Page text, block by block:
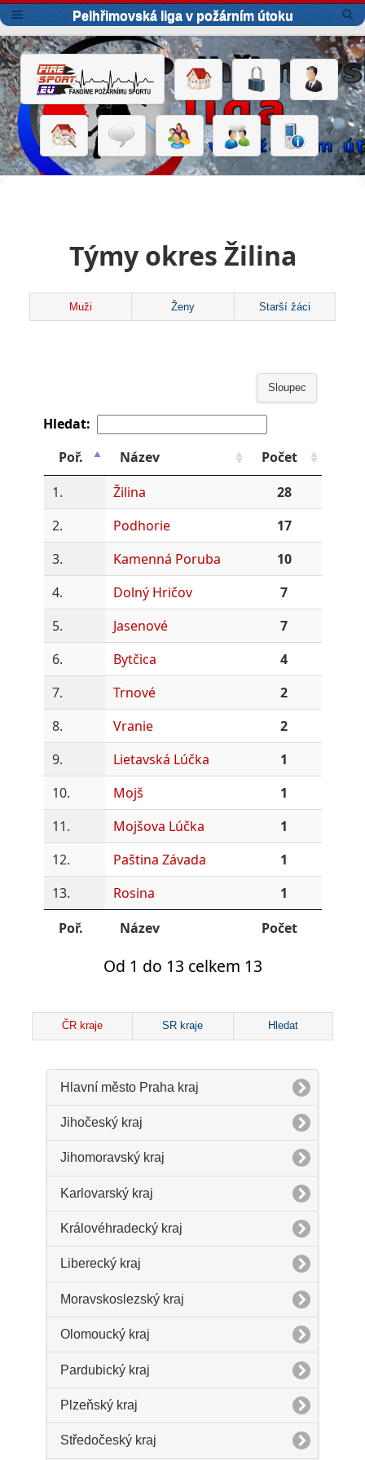
Pelhřimovská liga v požárním útoku
Týmy okres Žilina
Muži Ženy Starší žáci
Sloupec
Hledat:
Poř.
Název
Počet
1.
Žilina
28
2.
Podhorie
17
3.
Kamenná Poruba
10
4.
Dolný Hričov
7
5.
Jasenové
7
6.
Bytčica
4
7.
Trnové
2
8.
Vranie
2
9.
Lietavská Lúčka
1
10.
Mojš
1
11.
Mojšova Lúčka
1
12.
Paština Závada
1
13.
Rosina
1
Poř.
Název Počet
Od 1 do 13 celkem 13
ČR kraje SR kraje Hledat
Hlavní město Praha kraj
Jihočeský kraj
Jihomoravský kraj
Karlovarský kraj
Královéhradecký kraj
Liberecký kraj
Moravskoslezský kraj
Olomoucký kraj
Pardubický kraj
Plzeňský kraj
Středočeský kraj